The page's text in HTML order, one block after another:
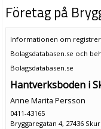
Företag på
Informationen om
Bolagsdatabasen.se och
Bolagsdatabasen.se
Hantverksboden i
Anne Marita Persson
0411-43165
Bryggaregatan 4, 27436